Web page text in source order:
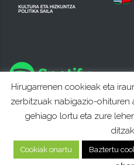
Hirugarrenen cookieak eta
zerbitzuak nabigazio-ohituren
gehiago lortu eta zure
Cookiak onartu Baztertu